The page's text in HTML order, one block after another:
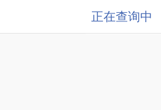
正在查询中